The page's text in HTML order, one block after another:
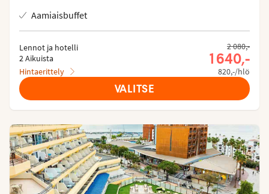
Aamiaisbuffet
Lennot ja hotelli
2 Aikuista
Hintaerittely
2 080,-
1 640,-
820,-/hlö
VALITSE